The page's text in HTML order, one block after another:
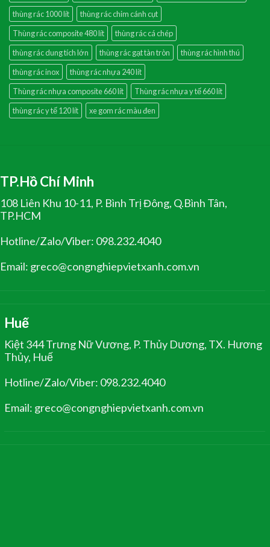
thùng rác 1000 lít
thùng rác chim cánh cụt
Thùng rác composite 480 lít
thùng rác cá chép
thùng rác dung tích lớn
thùng rác gạt tàn tròn
thùng rác hình thú
thùng rác inox
thùng rác nhựa 240 lít
Thùng rác nhựa composite 660 lít
Thùng rác nhựa y tế 660 lít
thùng rác y tế 120 lít
xe gom rác màu đen
TP.Hồ Chí Minh
108 Liên Khu 10-11, P. Bình Trị Đông, Q.Bình Tân,
TP.HCM
Hotline/Zalo/Viber: 098.232.4040
Email: greco@congnghiepvietxanh.com.vn
Huế
Kiệt 344 Trưng Nữ Vương, P. Thủy Dương, TX. Hương
Thủy, Huế
Hotline/Zalo/Viber: 098.232.4040
Email: greco@congnghiepvietxanh.com.vn